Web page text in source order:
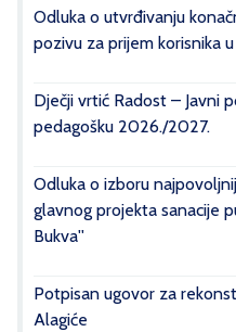
Odluka o utvrđivanju
pozivu za prijem korisnika
Dječji vrtić Radost – Javni
pedagošku 2026./2027.
Odluka o izboru
glavnog projekta sanacije
Bukva''
Potpisan ugovor za
Alagiće